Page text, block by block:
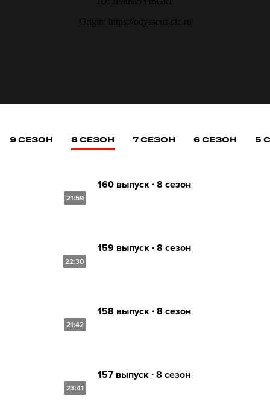
9 СЕЗОН 8 СЕЗОН 7 СЕЗОН 6 СЕЗОН 5
21:59
160 выпуск ∙ 8 сезон
22:30
159 выпуск ∙ 8 сезон
21:42
158 выпуск ∙ 8 сезон
23:41
157 выпуск ∙ 8 сезон